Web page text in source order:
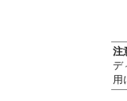
注
デ
用